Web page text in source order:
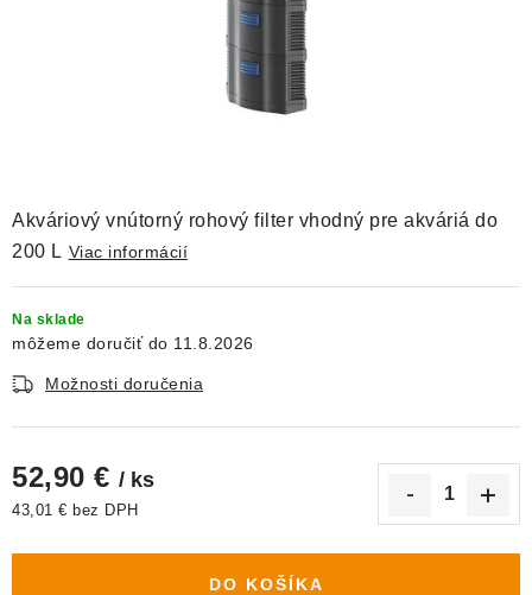
VÝPREDAJ
O nás
Moja objednávka
Akváriový vnútorný rohový filter vhodný pre akváriá do
200 L Viac informácií
Na sklade
11.8.2026
Možnosti doručenia
52,90 € / ks
43,01 € bez DPH
DO KOŠÍKA